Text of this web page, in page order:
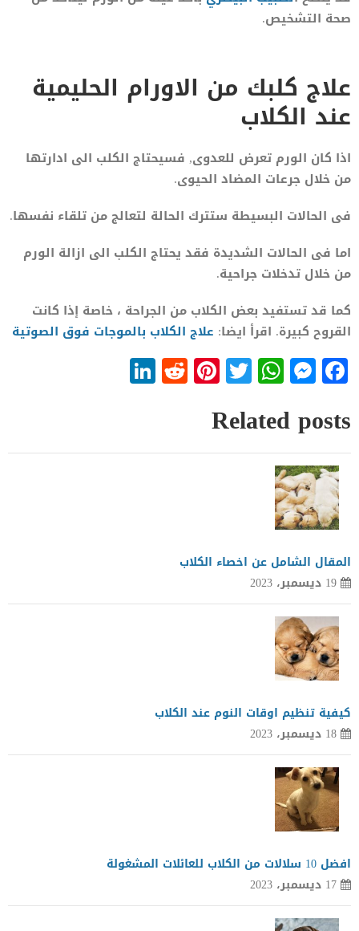
صحة التشخيص.
علاج كلبك من الاورام الحليمية
عند الكلاب
اذا كان الورم تعرض للعدوى, فسيحتاج الكلب الى ادارتها
من خلال جرعات المضاد الحيوى.
فى الحالات البسيطة ستترك الحالة لتعالج من تلقاء نفسها.
اما فى الحالات الشديدة فقد يحتاج الكلب الى ازالة الورم
من خلال تدخلات جراحية.
كما قد تستفيد بعض الكلاب من الجراحة ، خاصة إذا كانت
القروح كبيرة. اقرأ ايضا: علاج الكلاب بالموجات فوق الصوتية
Facebook
Messenger
WhatsApp
Twitter
Pinterest
Reddit
Related posts
المقال الشامل عن اخصاء الكلاب
19 ديسمبر، 2023
كيفية تنظيم اوقات النوم عند الكلاب
18 ديسمبر، 2023
افضل 10 سلالات من الكلاب للعائلات المشغولة
17 ديسمبر، 2023